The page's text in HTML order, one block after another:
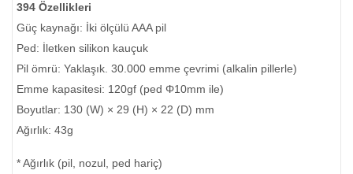
394 Özellikleri
Güç kaynağı: İki ölçülü AAA pil
Ped: İletken silikon kauçuk
Pil ömrü: Yaklaşık. 30.000 emme çevrimi (alkalin pillerle)
Emme kapasitesi: 120gf (ped Φ10mm ile)
Boyutlar: 130 (W) × 29 (H) × 22 (D) mm
Ağırlık: 43g
* Ağırlık (pil, nozul, ped hariç)